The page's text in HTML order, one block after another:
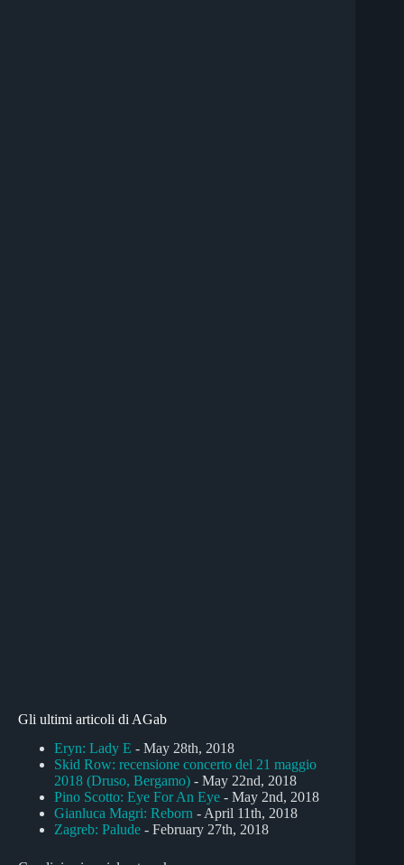
Gli ultimi articoli di AGab
Eryn: Lady E - May 28th, 2018
Skid Row: recensione concerto del 21 maggio
2018 (Druso, Bergamo) - May 22nd, 2018
Pino Scotto: Eye For An Eye - May 2nd, 2018
Gianluca Magri: Reborn - April 11th, 2018
Zagreb: Palude - February 27th, 2018